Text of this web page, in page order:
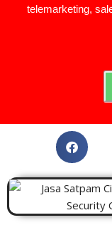
telemarketing,